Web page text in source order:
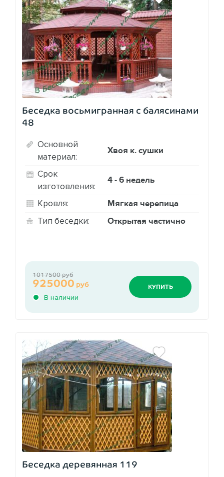
Беседка восьмигранная с балясинами
48
Основной
материал:
Хвоя к. сушки
Срок
изготовления:
4 - 6 недель
Кровля: Мягкая черепица
Тип беседки: Открытая частично
В наличии
925000 руб
1017500 руб
КУПИТЬ
Беседка деревянная 119